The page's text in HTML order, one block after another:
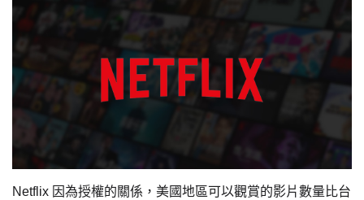
Netflix 因為授權的關係，美國地區可以觀賞的影片數量比台